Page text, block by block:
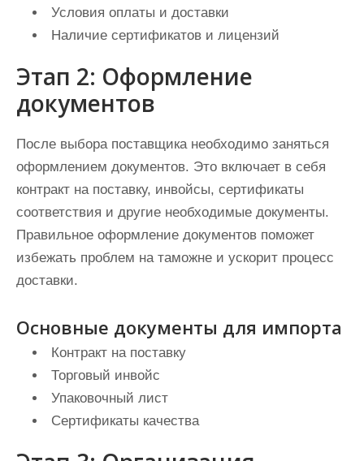
Условия оплаты и доставки
Наличие сертификатов и лицензий
Этап 2: Оформление
документов
После выбора поставщика необходимо заняться
оформлением документов. Это включает в себя
контракт на поставку, инвойсы, сертификаты
соответствия и другие необходимые документы.
Правильное оформление документов поможет
избежать проблем на таможне и ускорит процесс
доставки.
Основные документы для импорта
Контракт на поставку
Торговый инвойс
Упаковочный лист
Сертификаты качества